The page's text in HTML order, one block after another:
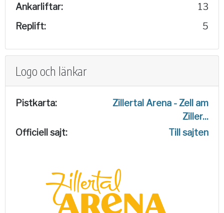
Ankarliftar:
13
Replift:
5
Logo och länkar
Pistkarta:
Zillertal Arena - Zell am
Ziller...
Officiell sajt:
Till sajten